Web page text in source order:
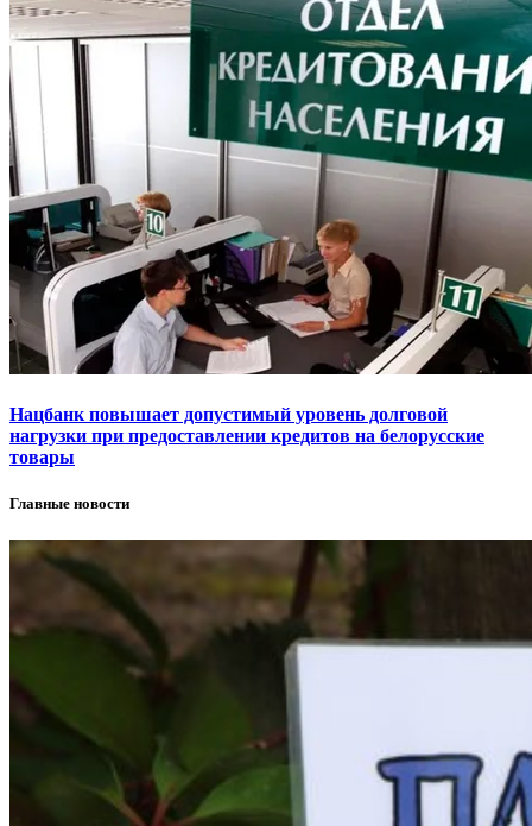
Нацбанк повышает допустимый уровень долговой
нагрузки при предоставлении кредитов на белорусские
товары
Главные новости